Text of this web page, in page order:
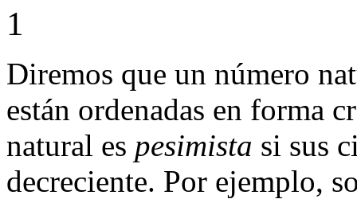
1
Diremos que un número
están ordenadas en forma
natural es pesimista si sus
decreciente. Por ejemplo,